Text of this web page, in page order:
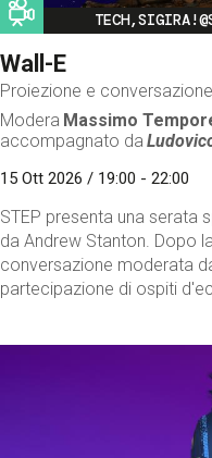
Wall-E
Proiezione e conversazione
Modera Massimo
accompagnato da
15 Ott 2026 / 19:00 - 22:00
STEP presenta una serata
da Andrew Stanton. Dopo
conversazione moderata
partecipazione di ospiti